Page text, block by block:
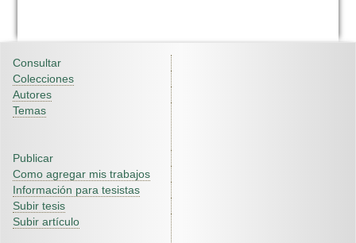
Consultar
Colecciones
Autores
Temas
Publicar
Como agregar mis trabajos
Información para tesistas
Subir tesis
Subir artículo